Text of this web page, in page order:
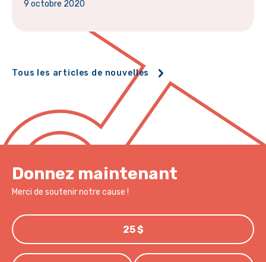
9 octobre 2020
Tous les articles de nouvelles
Donnez maintenant
Merci de soutenir notre cause !
25 $